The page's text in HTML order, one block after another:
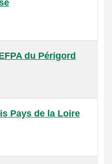
du Périgord
Pays de la Loire